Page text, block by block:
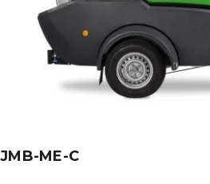
JMB-ME-C